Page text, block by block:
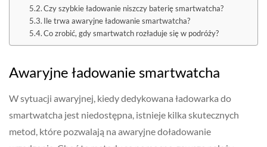
Czy szybkie ładowanie niszczy baterię smartwatcha?
Ile trwa awaryjne ładowanie smartwatcha?
Co zrobić, gdy smartwatch rozładuje się w podróży?
Awaryjne ładowanie smartwatcha
W sytuacji awaryjnej, kiedy dedykowana ładowarka do
smartwatcha jest niedostępna, istnieje kilka skutecznych
metod, które pozwalają na awaryjne doładowanie